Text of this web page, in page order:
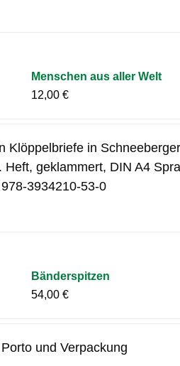
Menschen aus aller Welt
12,00€
Klöppelbriefe in
Heft, geklammert, DIN A4
3934210-53-0
Bänderspitzen
54,00€
und Verpackung